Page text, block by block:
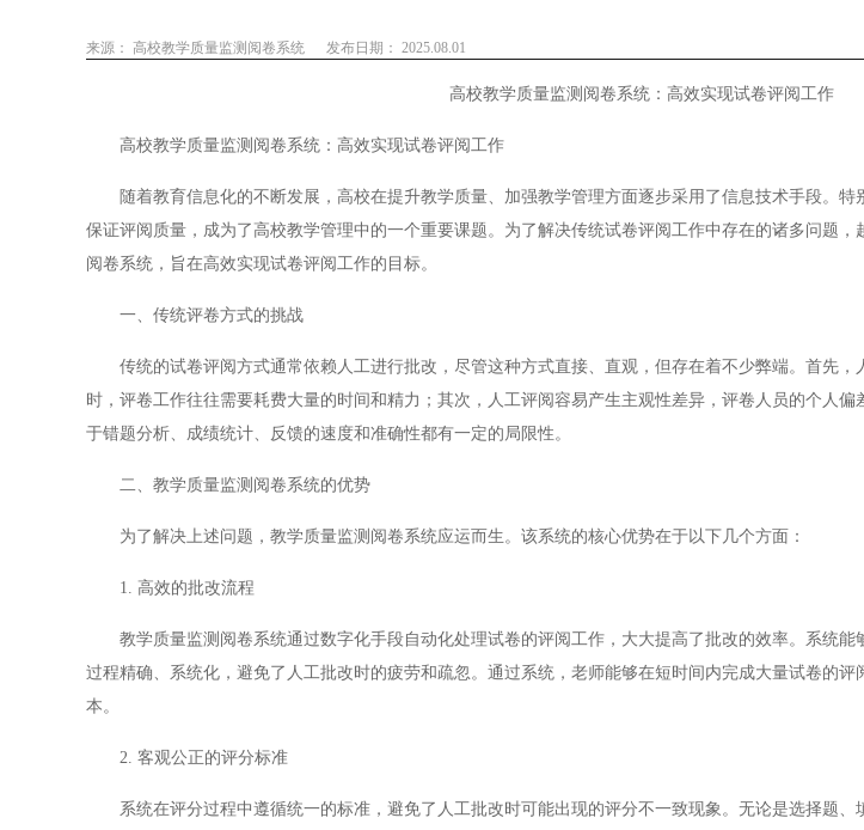
来源： 高校教学质量监测阅卷系统 发布日期： 2025.08.01
高校教学质量监测阅卷系统：高效实现试卷评阅工作
高校教学质量监测阅卷系统：高效实现试卷评阅工作
随着教育信息化的不断发展，高校在提升教学质量、加强教学管理方面逐步采用了信息技术手段。特
保证评阅质量，成为了高校教学管理中的一个重要课题。为了解决传统试卷评阅工作中存在的诸多问题，
阅卷系统，旨在高效实现试卷评阅工作的目标。
一、传统评卷方式的挑战
传统的试卷评阅方式通常依赖人工进行批改，尽管这种方式直接、直观，但存在着不少弊端。首先，
时，评卷工作往往需要耗费大量的时间和精力；其次，人工评阅容易产生主观性差异，评卷人员的个人
于错题分析、成绩统计、反馈的速度和准确性都有一定的局限性。
二、教学质量监测阅卷系统的优势
为了解决上述问题，教学质量监测阅卷系统应运而生。该系统的核心优势在于以下几个方面：
1. 高效的批改流程
教学质量监测阅卷系统通过数字化手段自动化处理试卷的评阅工作，大大提高了批改的效率。系统能
过程精确、系统化，避免了人工批改时的疲劳和疏忽。通过系统，老师能够在短时间内完成大量试卷的
本。
2. 客观公正的评分标准
系统在评分过程中遵循统一的标准，避免了人工批改时可能出现的评分不一致现象。无论是选择题、